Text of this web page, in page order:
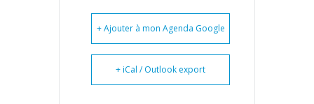
+ Ajouter à mon Agenda Google
+ iCal / Outlook export